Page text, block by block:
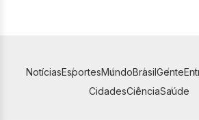
NotíciasEsportesMundoBrasilGente
CidadesCiênciaSaúde